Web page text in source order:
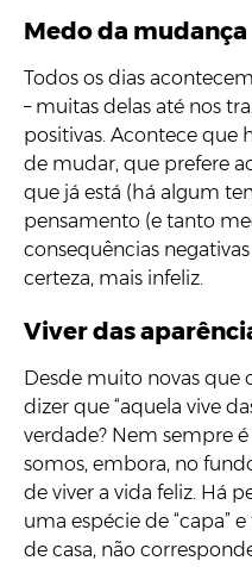
Medo da mudança
Todos os dias
– muitas delas até nos
positivas. Acontece
de mudar, que prefere
que já está (há algum
pensamento (e tanto
consequências
certeza, mais infeliz.
Viver das
Desde muito novas que
dizer que “aquela vive
verdade? Nem sempre
somos, embora, no
de viver a vida feliz. Há
uma espécie de “capa”
de casa, não